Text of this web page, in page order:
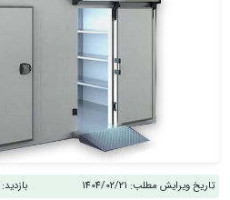
تاریخ ویرایش مطلب: 1404/02/21 بازدید: